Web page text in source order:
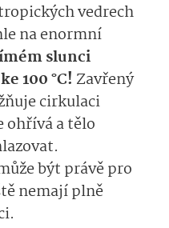
vedrech
na enormní
slunci
100 °C! Zavřený
cirkulaci
ohřívá a tělo
být právě pro
nemají plně